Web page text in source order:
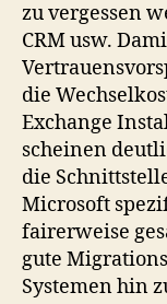
zu vergessen
CRM usw.
die
Exchange
scheinen
die
Microsoft
fairerweise
gute
Systemen hin